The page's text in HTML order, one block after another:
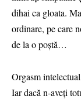
dihai ca gloata.
ordinare, pe care
de la o poștă…
Orgasm
Iar dacă n-aveți